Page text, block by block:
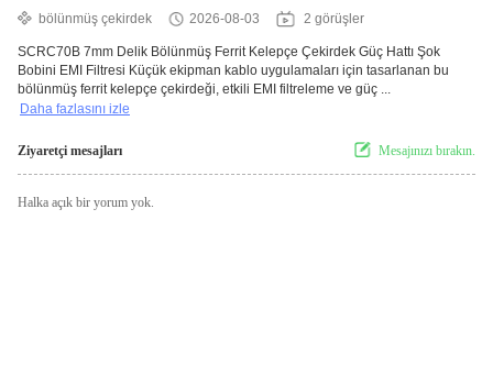
bölünmüş çekirdek
2026-08-03 2 görüşler
SCRC70B 7mm Delik Bölünmüş Ferrit Kelepçe Çekirdek Güç Hattı Şok
Bobini EMI Filtresi Küçük ekipman kablo uygulamaları için tasarlanan bu
bölünmüş ferrit kelepçe çekirdeği, etkili EMI filtreleme ve güç ...
Daha fazlasını izle
Ziyaretçi mesajları Mesajınızı bırakın.
Halka açık bir yorum yok.